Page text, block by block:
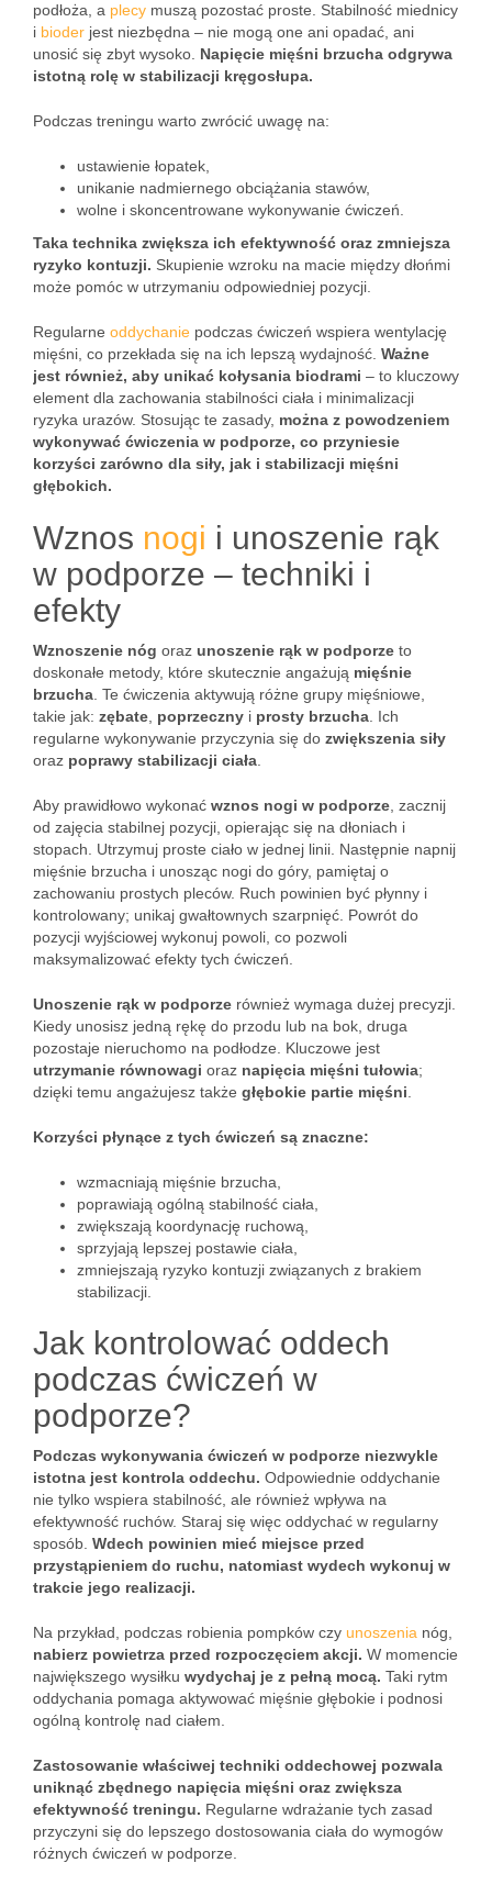
podłoża, a plecy muszą pozostać proste. Stabilność miednicy
i bioder jest niezbędna – nie mogą one ani opadać, ani
unosić się zbyt wysoko. Napięcie mięśni brzucha odgrywa
istotną rolę w stabilizacji kręgosłupa.
Podczas treningu warto zwrócić uwagę na:
ustawienie łopatek,
unikanie nadmiernego obciążania stawów,
wolne i skoncentrowane wykonywanie ćwiczeń.
Taka technika zwiększa ich efektywność oraz zmniejsza
ryzyko kontuzji. Skupienie wzroku na macie między dłońmi
może pomóc w utrzymaniu odpowiedniej pozycji.
Regularne oddychanie podczas ćwiczeń wspiera wentylację
mięśni, co przekłada się na ich lepszą wydajność. Ważne
jest również, aby unikać kołysania biodrami – to kluczowy
element dla zachowania stabilności ciała i minimalizacji
ryzyka urazów. Stosując te zasady, można z powodzeniem
wykonywać ćwiczenia w podporze, co przyniesie
korzyści zarówno dla siły, jak i stabilizacji mięśni
głębokich.
Wznos nogi i unoszenie rąk
w podporze – techniki i
efekty
Wznoszenie nóg oraz unoszenie rąk w podporze to
doskonałe metody, które skutecznie angażują mięśnie
brzucha . Te ćwiczenia aktywują różne grupy mięśniowe,
takie jak: zębate poprzeczny i prosty brzucha . Ich
regularne wykonywanie przyczynia się do zwiększenia siły
oraz poprawy stabilizacji ciała
Aby prawidłowo wykonać wznos nogi w podporze , zacznij
od zajęcia stabilnej pozycji, opierając się na dłoniach i
stopach. Utrzymuj proste ciało w jednej linii. Następnie napnij
mięśnie brzucha i unosząc nogi do góry, pamiętaj o
zachowaniu prostych pleców. Ruch powinien być płynny i
kontrolowany; unikaj gwałtownych szarpnięć. Powrót do
pozycji wyjściowej wykonuj powoli, co pozwoli
maksymalizować efekty tych ćwiczeń.
Unoszenie rąk w podporze również wymaga dużej precyzji.
Kiedy unosisz jedną rękę do przodu lub na bok, druga
pozostaje nieruchomo na podłodze. Kluczowe jest
utrzymanie równowagi oraz napięcia mięśni tułowia;
dzięki temu angażujesz także głębokie partie mięśni
Korzyści płynące z tych ćwiczeń są znaczne:
wzmacniają mięśnie brzucha,
poprawiają ogólną stabilność ciała,
zwiększają koordynację ruchową,
sprzyjają lepszej postawie ciała,
zmniejszają ryzyko kontuzji związanych z brakiem
stabilizacji.
Jak kontrolować oddech
podczas ćwiczeń w
podporze?
Podczas wykonywania ćwiczeń w podporze niezwykle
istotna jest kontrola oddechu. Odpowiednie oddychanie
nie tylko wspiera stabilność, ale również wpływa na
efektywność ruchów. Staraj się więc oddychać w regularny
sposób. Wdech powinien mieć miejsce przed
przystąpieniem do ruchu, natomiast wydech wykonuj w
trakcie jego realizacji.
Na przykład, podczas robienia pompków czy unoszenia nóg,
nabierz powietrza przed rozpoczęciem akcji. W momencie
największego wysiłku wydychaj je z pełną mocą. Taki rytm
oddychania pomaga aktywować mięśnie głębokie i podnosi
ogólną kontrolę nad ciałem.
Zastosowanie właściwej techniki oddechowej pozwala
uniknąć zbędnego napięcia mięśni oraz zwiększa
efektywność treningu. Regularne wdrażanie tych zasad
przyczyni się do lepszego dostosowania ciała do wymogów
różnych ćwiczeń w podporze.